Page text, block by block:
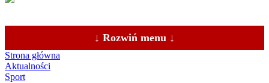
↓ Rozwiń menu ↓
Strona główna
Aktualności
Sport